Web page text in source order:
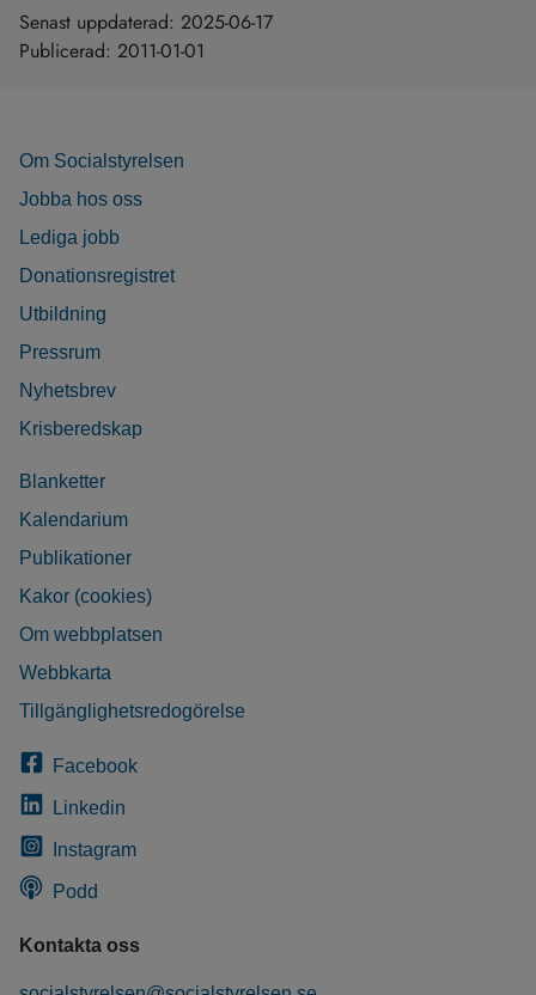
Senast uppdaterad: 2025-06-17
Publicerad: 2011-01-01
Om Socialstyrelsen
Jobba hos oss
Lediga jobb
Donationsregistret
Utbildning
Pressrum
Nyhetsbrev
Krisberedskap
Blanketter
Kalendarium
Publikationer
Kakor (cookies)
Om webbplatsen
Webbkarta
Tillgänglighetsredogörelse
Facebook
Linkedin
Instagram
Podd
Kontakta oss